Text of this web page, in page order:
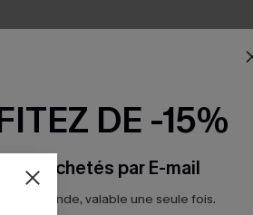
DE -15%
dès 2 Achetés par E-mail
commande, valable une seule fois.